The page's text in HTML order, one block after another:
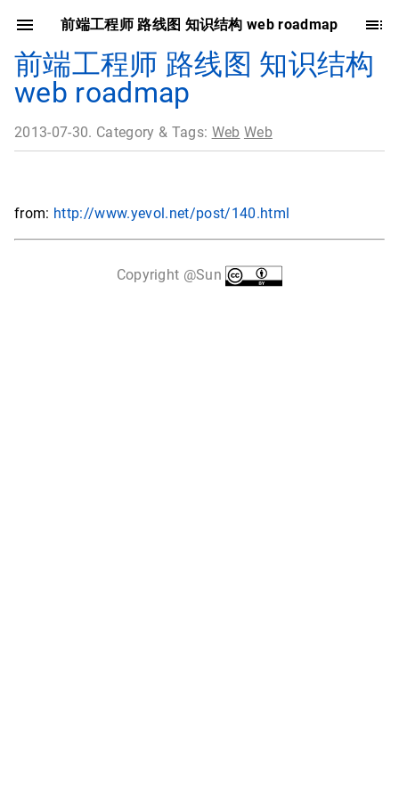
前端工程师 路线图 知识结构 web roadmap
前端工程师 路线图 知识结构
web roadmap
2013-07-30. Category & Tags: Web Web
from: http://www.yevol.net/post/140.html
Copyright @Sun